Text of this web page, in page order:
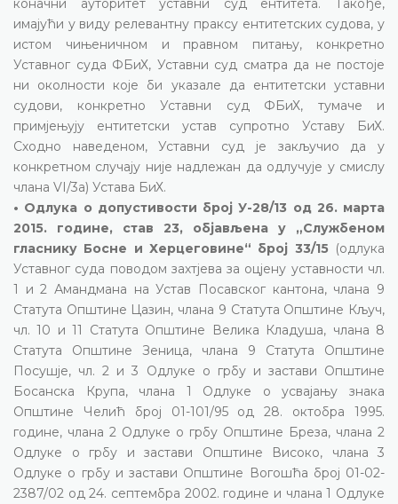
коначни ауторитет уставни суд ентитета. Такође,
имајући у виду релевантну праксу ентитетских судова, у
истом чињеничном и правном питању, конкретно
Уставног суда ФБиХ, Уставни суд сматра да не постоје
ни околности које би указале да ентитетски уставни
судови, конкретно Уставни суд ФБиХ, тумаче и
примјењују ентитетски устав супротно Уставу БиХ.
Сходно наведеном, Уставни суд је закључио да у
конкретном случају није надлежан да одлучује у смислу
члана VI/3а) Устава БиХ.
• Одлука о допустивости број У-28/13 од 26. марта
2015. године, став 23, објављена у „Службеном
гласнику Босне и Херцеговине“ број 33/15 (одлука
Уставног суда поводом захтјева за оцјену уставности чл.
1 и 2 Амандмана на Устав Посавског кантона, члана 9
Статута Општине Цазин, члана 9 Статута Општине Кључ,
чл. 10 и 11 Статута Општине Велика Кладуша, члана 8
Статута Општине Зеница, члана 9 Статута Општине
Посушје, чл. 2 и 3 Одлуке о грбу и застави Општине
Босанска Крупа, члана 1 Одлуке о усвајању знака
Општине Челић број 01-101/95 од 28. октобра 1995.
године, члана 2 Одлуке о грбу Општине Бреза, члана 2
Одлуке о грбу и застави Општине Високо, члана 3
Одлуке о грбу и застави Општине Вогошћа број 01-02-
2387/02 од 24. септембра 2002. године и члана 1 Одлуке